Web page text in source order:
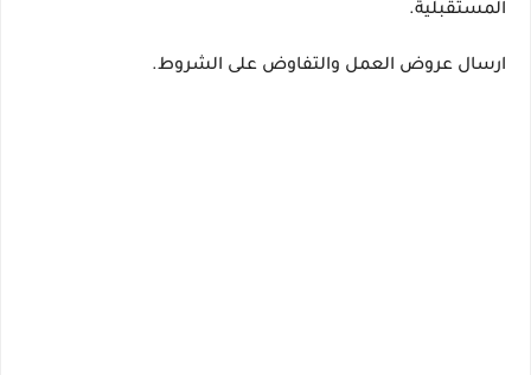
المستقبلية.
ارسال عروض العمل والتفاوض على الشروط.